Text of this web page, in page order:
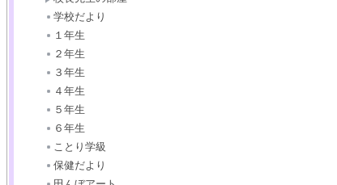
学校だより
１年生
２年生
３年生
４年生
５年生
６年生
ことり学級
保健だより